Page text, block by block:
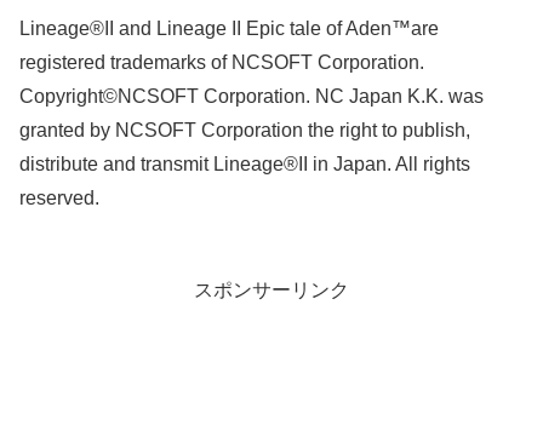
Lineage®II and Lineage II Epic tale of Aden™are
registered trademarks of NCSOFT Corporation.
Copyright©NCSOFT Corporation. NC Japan K.K. was
granted by NCSOFT Corporation the right to publish,
distribute and transmit Lineage®II in Japan. All rights
reserved.
スポンサーリンク